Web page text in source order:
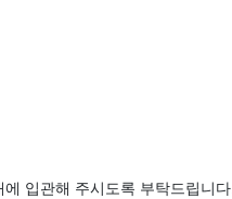
입관해 주시도록 부탁드립니다.